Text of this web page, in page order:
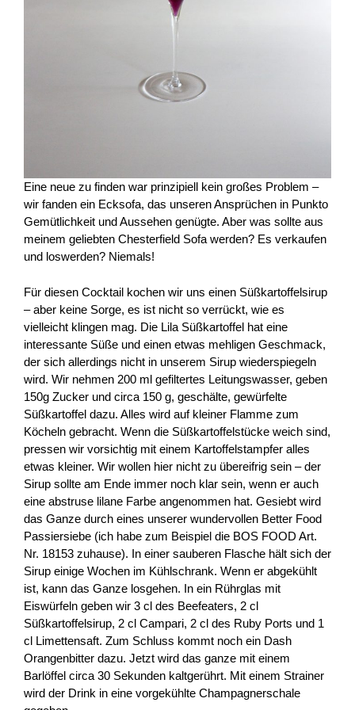
Eine neue zu finden war prinzipiell kein großes Problem –
wir fanden ein Ecksofa, das unseren Ansprüchen in Punkto
Gemütlichkeit und Aussehen genügte. Aber was sollte aus
meinem geliebten Chesterfield Sofa werden? Es verkaufen
und loswerden? Niemals!
Für diesen Cocktail kochen wir uns einen Süßkartoffelsirup
– aber keine Sorge, es ist nicht so verrückt, wie es
vielleicht klingen mag. Die Lila Süßkartoffel hat eine
interessante Süße und einen etwas mehligen Geschmack,
der sich allerdings nicht in unserem Sirup wiederspiegeln
wird. Wir nehmen 200 ml gefiltertes Leitungswasser, geben
150g Zucker und circa 150 g, geschälte, gewürfelte
Süßkartoffel dazu. Alles wird auf kleiner Flamme zum
Köcheln gebracht. Wenn die Süßkartoffelstücke weich sind,
pressen wir vorsichtig mit einem Kartoffelstampfer alles
etwas kleiner. Wir wollen hier nicht zu übereifrig sein – der
Sirup sollte am Ende immer noch klar sein, wenn er auch
eine abstruse lilane Farbe angenommen hat. Gesiebt wird
das Ganze durch eines unserer wundervollen Better Food
Passiersiebe (ich habe zum Beispiel die BOS FOOD Art.
Nr. 18153 zuhause). In einer sauberen Flasche hält sich der
Sirup einige Wochen im Kühlschrank. Wenn er abgekühlt
ist, kann das Ganze losgehen. In ein Rührglas mit
Eiswürfeln geben wir 3 cl des Beefeaters, 2 cl
Süßkartoffelsirup, 2 cl Campari, 2 cl des Ruby Ports und 1
cl Limettensaft. Zum Schluss kommt noch ein Dash
Orangenbitter dazu. Jetzt wird das ganze mit einem
Barlöffel circa 30 Sekunden kaltgerührt. Mit einem Strainer
wird der Drink in eine vorgekühlte Champagnerschale